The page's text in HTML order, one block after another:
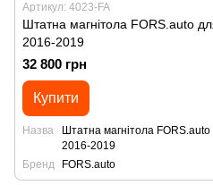
Артикул: 4023-FA
Штатна магнітола FORS.auto
2016-2019
32 800 грн
Купити
Назва
Штатна магнітола
2016-2019
Бренд
FORS.auto